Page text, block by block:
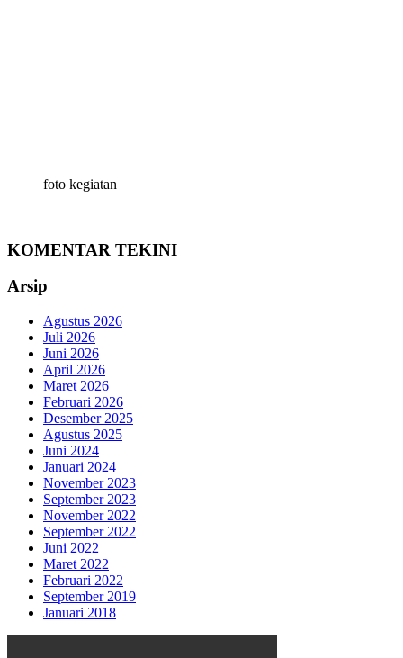
foto kegiatan
KOMENTAR TEKINI
Arsip
Agustus 2026
Juli 2026
Juni 2026
April 2026
Maret 2026
Februari 2026
Desember 2025
Agustus 2025
Juni 2024
Januari 2024
November 2023
September 2023
November 2022
September 2022
Juni 2022
Maret 2022
Februari 2022
September 2019
Januari 2018